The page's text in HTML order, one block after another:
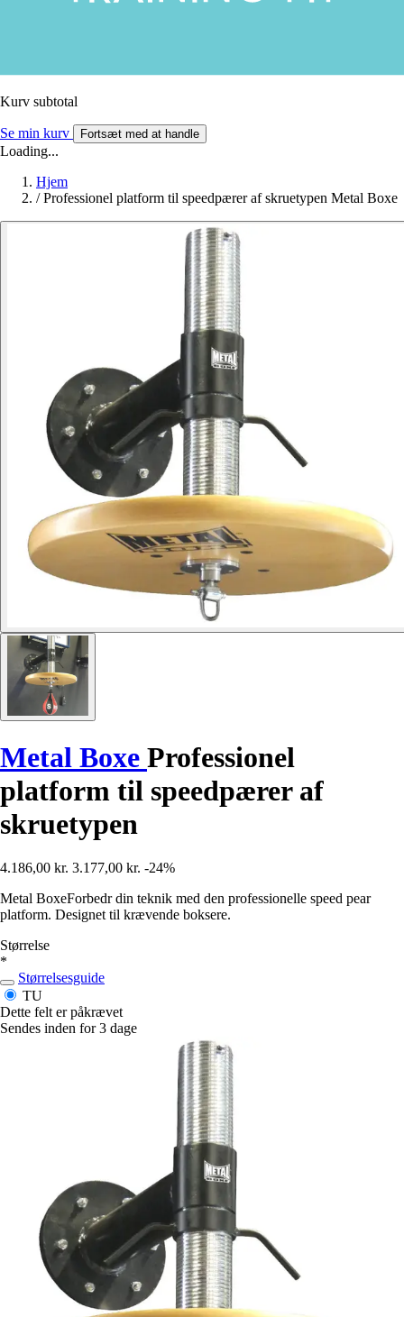
Kurv subtotal
Se min kurv Fortsæt med at handle
Loading...
Hjem
/ Professionel platform til speedpærer af skruetypen Metal Boxe
Metal Boxe Professionel
platform til speedpærer af
skruetypen
4.186,00 kr. 3.177,00 kr. -24%
Metal BoxeForbedr din teknik med den professionelle speed pear
platform. Designet til krævende boksere.
Størrelse
*
Størrelsesguide
TU
Dette felt er påkrævet
Sendes inden for 3 dage